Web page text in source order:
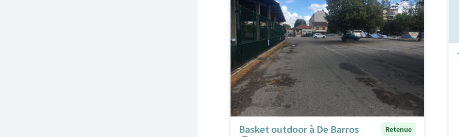
Basket outdoor à De Barros
Retenue